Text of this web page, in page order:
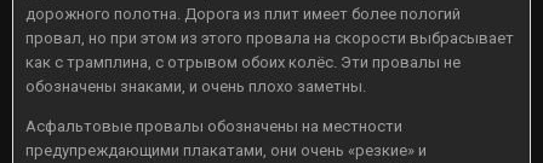
дорожного полотна. Дорога из плит имеет более пологий
провал, но при этом из этого провала на скорости выбрасывает
как с трамплина, с отрывом обоих колёс. Эти провалы не
обозначены знаками, и очень плохо заметны.
Асфальтовые провалы обозначены на местности
предупреждающими плакатами, они очень «резкие» и